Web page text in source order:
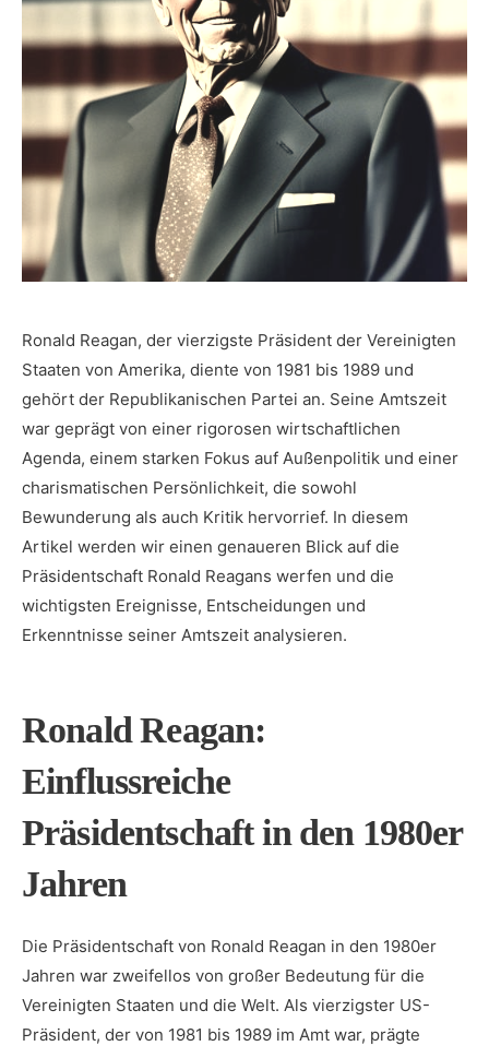
Ronald Reagan, der vierzigste Präsident der Vereinigten
Staaten von Amerika, ⁣diente von 1981 bis 1989 und
gehört der Republikanischen Partei an. Seine Amtszeit
war geprägt⁣ von einer rigorosen wirtschaftlichen
Agenda, einem starken ‍Fokus auf Außenpolitik ‍und einer​
charismatischen Persönlichkeit, die sowohl
‍Bewunderung als ⁤auch Kritik hervorrief. In​ diesem
Artikel werden wir einen genaueren⁣ Blick auf die
Präsidentschaft Ronald Reagans werfen ⁣und die
wichtigsten Ereignisse, Entscheidungen und
Erkenntnisse seiner Amtszeit analysieren.
Ronald⁢ Reagan:
Einflussreiche
Präsidentschaft in ⁣den ⁢1980er⁢
Jahren
Die Präsidentschaft von Ronald Reagan in ​den 1980er⁢
Jahren war zweifellos von großer⁢ Bedeutung‌ für die
Vereinigten Staaten und die Welt. Als vierzigster US-
Präsident, der ⁣von⁢ 1981 bis 1989‍ im​ Amt war, prägte